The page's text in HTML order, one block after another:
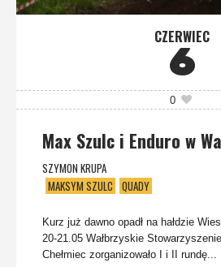
CZERWIEC
6
0
Max Szulc i Enduro w
SZYMON KRUPA
MAKSYM SZULC QUADY
Kurz już dawno opadł na hałdzie
20-21.05 Wałbrzyskie
Chełmiec zorganizowało I i II rundę...